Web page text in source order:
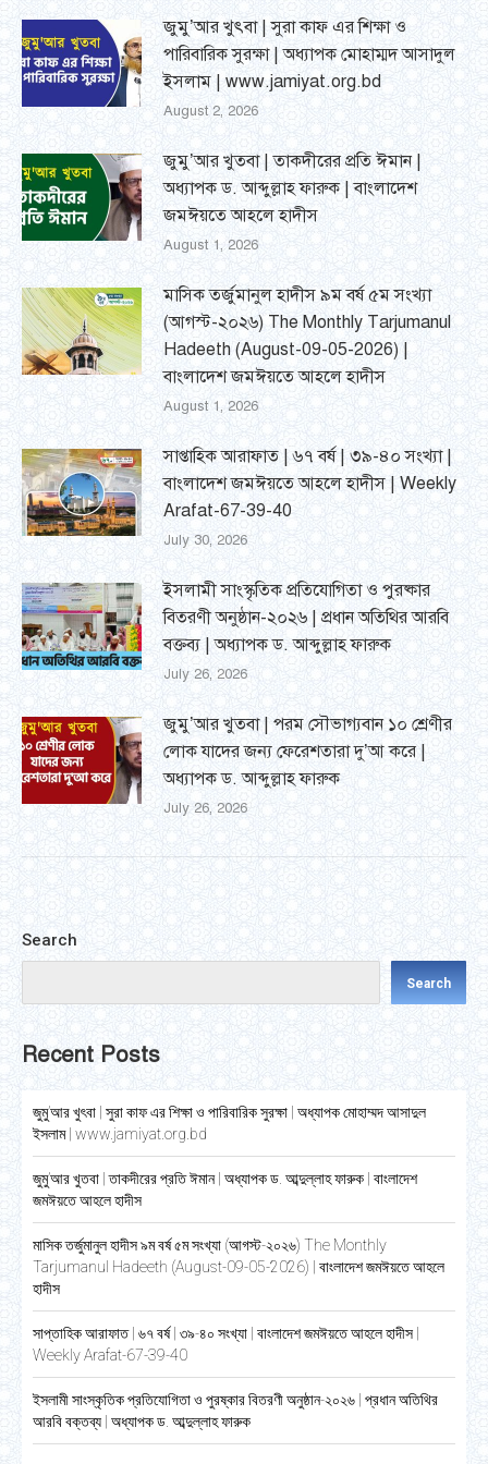
জুমু’আর খুৎবা | সুরা কাফ এর শিক্ষা ও
পারিবারিক সুরক্ষা | অধ্যাপক মোহাম্মদ আসাদুল
ইসলাম | www.jamiyat.org.bd
August 2, 2026
জুমু’আর খুতবা | তাকদীরের প্রতি ঈমান |
অধ্যাপক ড. আব্দুল্লাহ ফারুক | বাংলাদেশ
জমঈয়তে আহলে হাদীস
August 1, 2026
মাসিক তর্জুমানুল হাদীস ৯ম বর্ষ ৫ম সংখ্যা
(আগস্ট-২০২৬) The Monthly Tarjumanul
Hadeeth (August-09-05-2026) |
বাংলাদেশ জমঈয়তে আহলে হাদীস
August 1, 2026
সাপ্তাহিক আরাফাত | ৬৭ বর্ষ | ৩৯-৪০ সংখ্যা |
বাংলাদেশ জমঈয়তে আহলে হাদীস | Weekly
Arafat-67-39-40
July 30, 2026
ইসলামী সাংস্কৃতিক প্রতিযোগিতা ও পুরষ্কার
বিতরণী অনুষ্ঠান-২০২৬ | প্রধান অতিথির আরবি
বক্তব্য | অধ্যাপক ড. আব্দুল্লাহ ফারুক
July 26, 2026
জুমু’আর খুতবা | পরম সৌভাগ্যবান ১০ শ্রেণীর
লোক যাদের জন্য ফেরেশতারা দু’আ করে |
অধ্যাপক ড. আব্দুল্লাহ ফারুক
July 26, 2026
Search
Search
Recent Posts
জুমু’আর খুৎবা | সুরা কাফ এর শিক্ষা ও পারিবারিক সুরক্ষা | অধ্যাপক মোহাম্মদ আসাদুল
ইসলাম | www.jamiyat.org.bd
জুমু’আর খুতবা | তাকদীরের প্রতি ঈমান | অধ্যাপক ড. আব্দুল্লাহ ফারুক | বাংলাদেশ
জমঈয়তে আহলে হাদীস
মাসিক তর্জুমানুল হাদীস ৯ম বর্ষ ৫ম সংখ্যা (আগস্ট-২০২৬) The Monthly
Tarjumanul Hadeeth (August-09-05-2026) | বাংলাদেশ জমঈয়তে আহলে
হাদীস
সাপ্তাহিক আরাফাত | ৬৭ বর্ষ | ৩৯-৪০ সংখ্যা | বাংলাদেশ জমঈয়তে আহলে হাদীস |
Weekly Arafat-67-39-40
ইসলামী সাংস্কৃতিক প্রতিযোগিতা ও পুরষ্কার বিতরণী অনুষ্ঠান-২০২৬ | প্রধান অতিথির
আরবি বক্তব্য | অধ্যাপক ড. আব্দুল্লাহ ফারুক